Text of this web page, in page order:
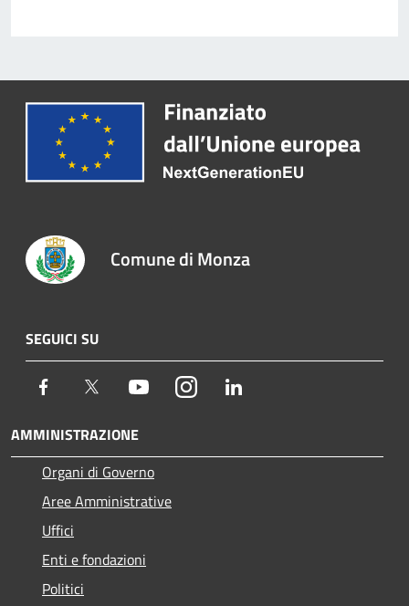
Comune di Monza
SEGUICI SU
Facebook Twitter YoutubeInstagram
AMMINISTRAZIONE
Organi di Governo
Aree Amministrative
Uffici
Enti e fondazioni
Politici